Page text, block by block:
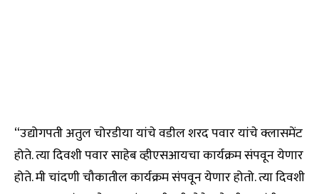
“उद्योगपती अतुल चोरडीया यांचे वडील शरद पवार यांचे क्लासमेंट
होते. त्या दिवशी पवार साहेब व्हीएसआयचा कार्यक्रम संपवून येणार
होते. मी चांदणी चौकातील कार्यक्रम संपवून येणार होतो. त्या दिवशी